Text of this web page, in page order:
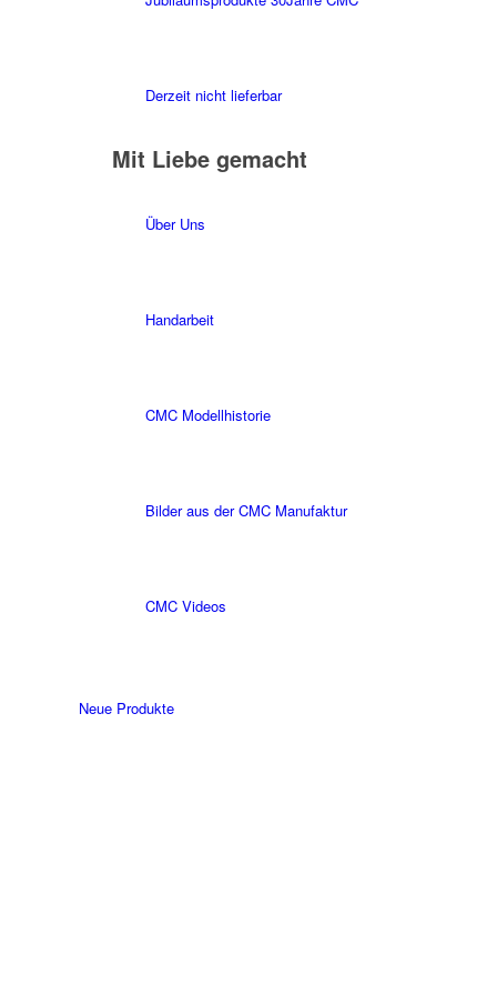
Derzeit nicht lieferbar
Mit Liebe gemacht
Über Uns
Handarbeit
CMC Modellhistorie
Bilder aus der CMC Manufaktur
CMC Videos
Neue Produkte